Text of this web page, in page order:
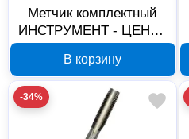
Метчик комплектный
ИНСТРУМЕНТ - ЦЕНТР
П7845
В корзину
-34%